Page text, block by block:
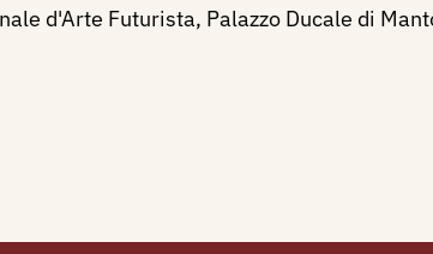
d'Arte Futurista, Palazzo Ducale di